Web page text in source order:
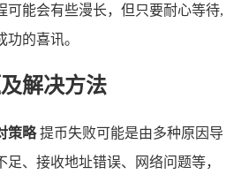
可能会有些漫长，但只要耐心等待,
的喜讯。
解决方法
策略提币失败可能是由多种原因导
足、接收地址错误、网络问题等，